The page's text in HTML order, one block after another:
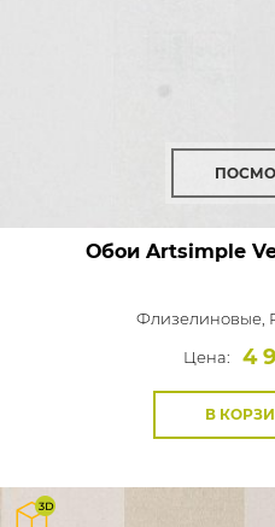
Обои Artsimple
Флизелиновые,
Цена:
4
В